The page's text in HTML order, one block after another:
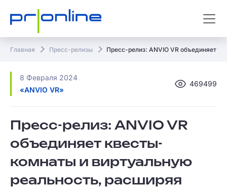
Главная Пресс-релизы Пресс-релиз: ANVIO VR объединяет
8 Февраля 2024
«ANVIO VR»
469499
Пресс-релиз: ANVIO VR
объединяет квесты-
комнаты и виртуальную
реальность, расширяя